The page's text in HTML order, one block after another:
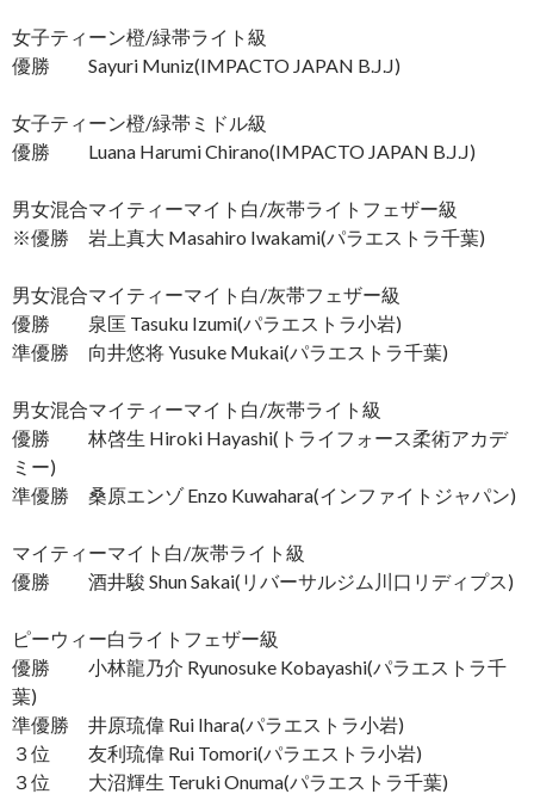
女子ティーン橙/緑帯ライト級
優勝 Sayuri Muniz(IMPACTO JAPAN B.J.J)
女子ティーン橙/緑帯ミドル級
優勝 Luana Harumi Chirano(IMPACTO JAPAN B.J.J)
男女混合マイティーマイト白/灰帯ライトフェザー級
※優勝 岩上真大 Masahiro Iwakami(パラエストラ千葉)
男女混合マイティーマイト白/灰帯フェザー級
優勝 泉匡 Tasuku Izumi(パラエストラ小岩)
準優勝 向井悠将 Yusuke Mukai(パラエストラ千葉)
男女混合マイティーマイト白/灰帯ライト級
優勝 林啓生 Hiroki Hayashi(トライフォース柔術アカデ
ミー)
準優勝 桑原エンゾ Enzo Kuwahara(インファイトジャパン)
マイティーマイト白/灰帯ライト級
優勝 酒井駿 Shun Sakai(リバーサルジム川口リディプス)
ピーウィー白ライトフェザー級
優勝 小林龍乃介 Ryunosuke Kobayashi(パラエストラ千
葉)
準優勝 井原琉偉 Rui Ihara(パラエストラ小岩)
３位 友利琉偉 Rui Tomori(パラエストラ小岩)
３位 大沼輝生 Teruki Onuma(パラエストラ千葉)